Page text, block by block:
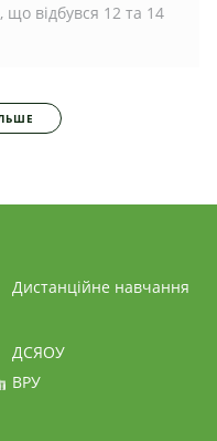
що відбувся 12 та 14
Дистанційне навчання
ДСЯОУ
ВРУ